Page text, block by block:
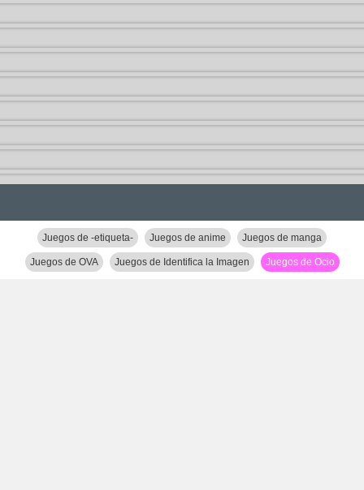
Juegos de -etiqueta- Juegos de anime Juegos de manga
Juegos de OVA Juegos de Identifica la Imagen Juegos de Ocio